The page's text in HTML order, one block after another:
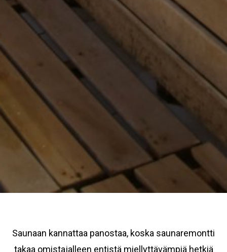
Saunaan kannattaa panostaa, koska saunaremontti
takaa omistajalleen entistä miellyttävämpiä hetkiä